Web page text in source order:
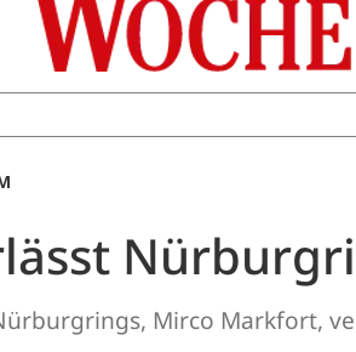
Mirco Markfort,